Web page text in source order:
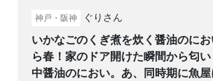
神戸・阪神 ぐりさん
いかなごのくぎ煮を炊く醤油のに
ら春！家のドア開けた瞬間から匂
中醤油のにおい。あ、同時期に魚